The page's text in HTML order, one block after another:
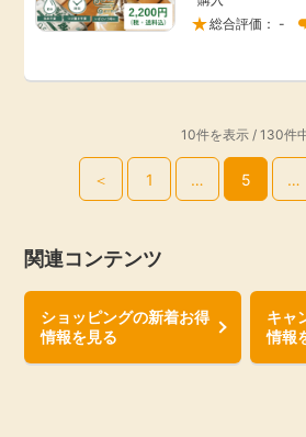
総合評価： -
10件を表示 / 130件
＜ 1 … 5 …
関連コンテンツ
ショッピングの新着お得
情報を見る
キャ
情報